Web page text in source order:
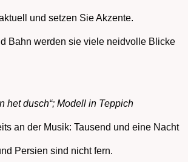
und setzen Sie Akzente.
Bahn werden sie viele neidvolle Blicke
het dusch“; Modell in Teppich
an der Musik: Tausend und eine Nacht
Persien sind nicht fern.